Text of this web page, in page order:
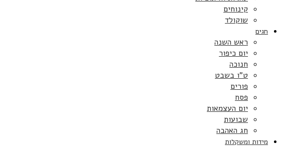
קינוחים
שוקולד
חגים
ראש השנה
יום כיפור
חנוכה
ט”ו בשבט
פורים
פסח
יום העצמאות
שבועות
חג האהבה
מידות ומשקלות